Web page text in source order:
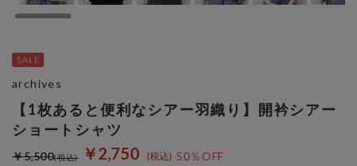
【1枚あると便利なシアー羽織り】開衿シアー
ショートシャツ
￥2,750 50％OFF
￥5,500
archives